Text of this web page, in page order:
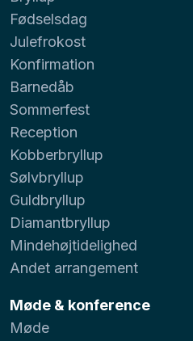
Fødselsdag
Julefrokost
Konfirmation
Barnedåb
Sommerfest
Reception
Kobberbryllup
Sølvbryllup
Guldbryllup
Diamantbryllup
Mindehøjtidelighed
Andet arrangement
Møde & konference
Møde